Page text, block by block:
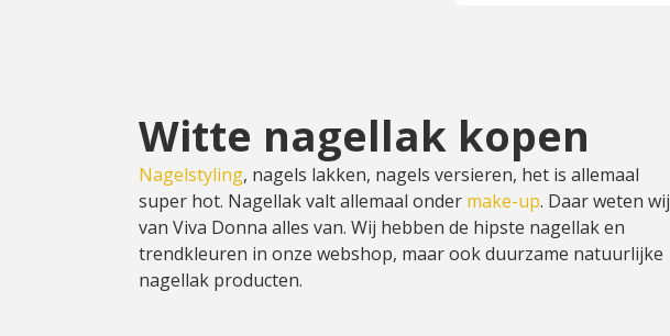
Witte nagellak kopen
Nagelstyling, nagels lakken, nagels versieren, het is allemaal
super hot. Nagellak valt allemaal onder make-up. Daar weten wij
van Viva Donna alles van. Wij hebben de hipste nagellak en
trendkleuren in onze webshop, maar ook duurzame natuurlijke
nagellak producten.